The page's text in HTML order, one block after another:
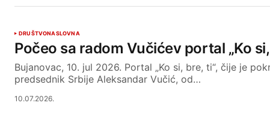
DRUŠTVONASLOVNA
Počeo sa radom Vučićev portal „Ko si,
Bujanovac, 10. jul 2026. Portal „Ko si, bre, ti“, čije je
predsednik Srbije Aleksandar Vučić, od…
10.07.2026.